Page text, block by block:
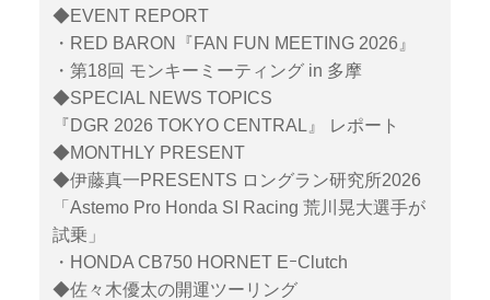
◆EVENT REPORT
・RED BARON『FAN FUN MEETING 2026』
・第18回 モンキーミーティング in 多摩
◆SPECIAL NEWS TOPICS
『DGR 2026 TOKYO CENTRAL』 レポート
◆MONTHLY PRESENT
◆伊藤真一PRESENTS ロングラン研究所2026
「Astemo Pro Honda SI Racing 荒川晃大選手が
試乗」
・HONDA CB750 HORNET EｰClutch
◆佐々木優太の開運ツーリング